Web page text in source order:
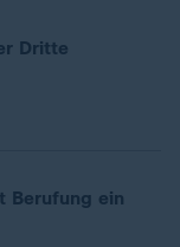
Dritte
Berufung ein